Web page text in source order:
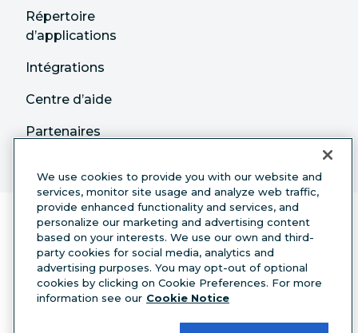
Répertoire
d’applications
Intégrations
Centre d’aide
Partenaires
Français
We use cookies to provide you with our website and
services, monitor site usage and analyze web traffic,
provide enhanced functionality and services, and
personalize our marketing and advertising content
based on your interests. We use our own and third-
party cookies for social media, analytics and
advertising purposes. You may opt-out of optional
cookies by clicking on Cookie Preferences. For more
information see our Cookie Notice